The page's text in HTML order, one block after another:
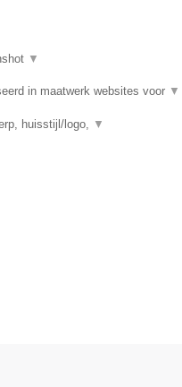
▼
in maatwerk websites voor ▼
huisstijl/logo, ▼